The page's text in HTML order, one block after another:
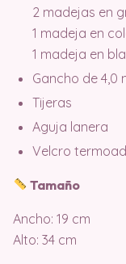
2 madejas en
1 madeja en
1 madeja en
Gancho de 4,0
Tijeras
Aguja lanera
Velcro
Tamaño
Ancho: 19 cm
Alto: 34 cm